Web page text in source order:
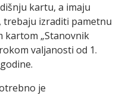
kartu, a imaju
trebaju izraditi pametnu
kartom „Stanovnik
valjanosti od 1.
je